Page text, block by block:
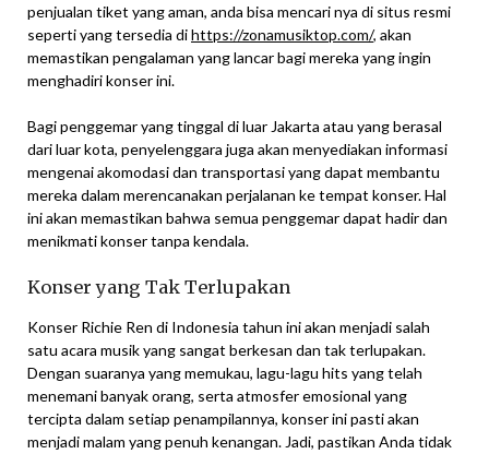
penjualan tiket yang aman, anda bisa mencari nya di situs resmi
seperti yang tersedia dihttps://zonamusiktop.com/, akan
memastikan pengalaman yang lancar bagi mereka yang ingin
menghadiri konser ini.
Bagi penggemar yang tinggal di luar Jakarta atau yang berasal
dari luar kota, penyelenggara juga akan menyediakan informasi
mengenai akomodasi dan transportasi yang dapat membantu
mereka dalam merencanakan perjalanan ke tempat konser. Hal
ini akan memastikan bahwa semua penggemar dapat hadir dan
menikmati konser tanpa kendala.
Konser yang Tak Terlupakan
Konser Richie Ren di Indonesia tahun ini akan menjadi salah
satu acara musik yang sangat berkesan dan tak terlupakan.
Dengan suaranya yang memukau, lagu-lagu hits yang telah
menemani banyak orang, serta atmosfer emosional yang
tercipta dalam setiap penampilannya, konser ini pasti akan
menjadi malam yang penuh kenangan. Jadi, pastikan Anda tidak